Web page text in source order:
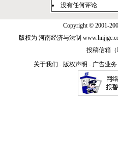
没有任何评论
Copyright © 2001-
版权为 河南经济与法制
投稿信箱（
关于我们 - 版权声明 - 广告业务